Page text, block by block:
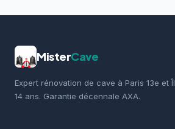
MisterCave
Expert rénovation de cave à Paris 13e et
14 ans. Garantie décennale AXA.